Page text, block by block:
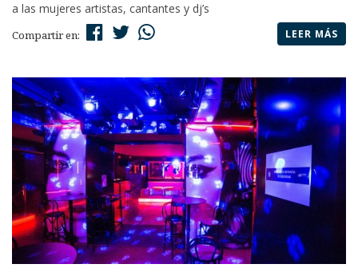
a las mujeres artistas, cantantes y dj’s
Compartir en: LEER MÁS